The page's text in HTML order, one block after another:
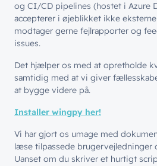
og CI/CD pipelines (hostet i Azure
accepterer i øjeblikket ikke
modtager gerne fejlrapporter og
issues.
Det hjælper os med at opretholde
samtidig med at vi giver
at bygge videre på.
Installer wingpy her!
Vi har gjort os umage med
læse tilpassede brugervejledninger
Uanset om du skriver et hurtigt